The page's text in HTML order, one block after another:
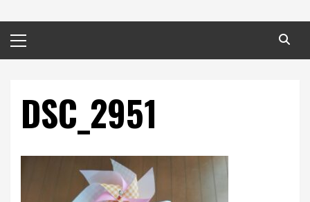
イ
ン
DSC_2951